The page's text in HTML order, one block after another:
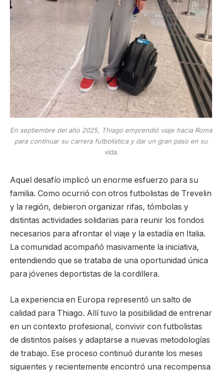
En septiembre del año 2025, Thiago emprendió viaje hacia Roma
para continuar su carrera futbolística y dar un gran paso en su
vida.
Aquel desafío implicó un enorme esfuerzo para su
familia. Como ocurrió con otros futbolistas de Trevelin
y la región, debieron organizar rifas, tómbolas y
distintas actividades solidarias para reunir los fondos
necesarios para afrontar el viaje y la estadía en Italia.
La comunidad acompañó masivamente la iniciativa,
entendiendo que se trataba de una oportunidad única
para jóvenes deportistas de la cordillera.
La experiencia en Europa representó un salto de
calidad para Thiago. Allí tuvo la posibilidad de entrenar
en un contexto profesional, convivir con futbolistas
de distintos países y adaptarse a nuevas metodologías
de trabajo. Ese proceso continuó durante los meses
siguientes y recientemente encontró una recompensa